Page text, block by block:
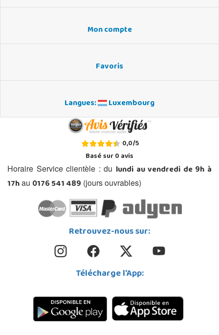
Mon compte
Favoris
Langues: Luxembourg
0,0/5
Basé sur0avis
Horaire Service clientèle : du lundi au vendredi de 9h à
17hau 0176 541 489 (jours ouvrables)
Retrouvez-nous sur:
Télécharge l'App: